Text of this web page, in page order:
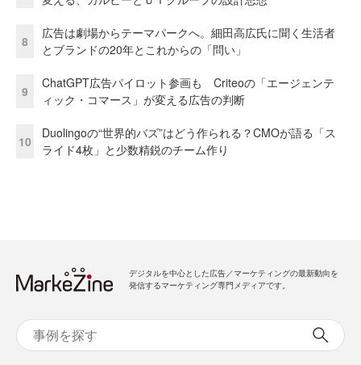
8
広告は劇場からテーマパークへ。細田高広氏に聞く生活者
とブランドの20年とこれからの「問い」
9
ChatGPT広告パイロット参画も Criteoの「エージェンテ
ィック・コマース」が変える広告の判断
10
Duolingoの“世界的バズ”はどう作られる？CMOが語る「ス
ライド4枚」と少数精鋭のチーム作り
デジタルを中心とした広告／マーケティングの最新動向を
発信するマーケティング専門メディアです。